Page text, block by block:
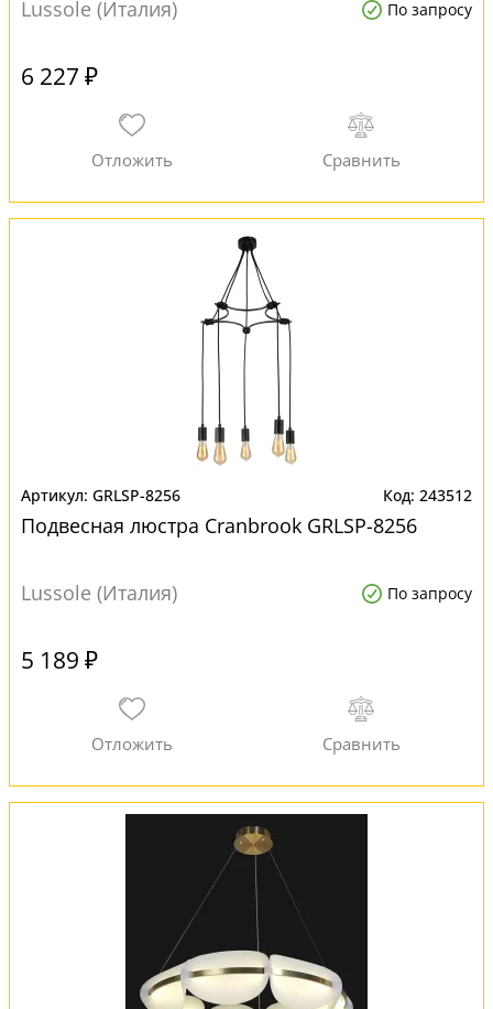
Lussole (Италия) По запросу
6 227 ₽
GRLSP-8256 243512
Подвесная люстра Cranbrook GRLSP-8256
Lussole (Италия) По запросу
5 189 ₽